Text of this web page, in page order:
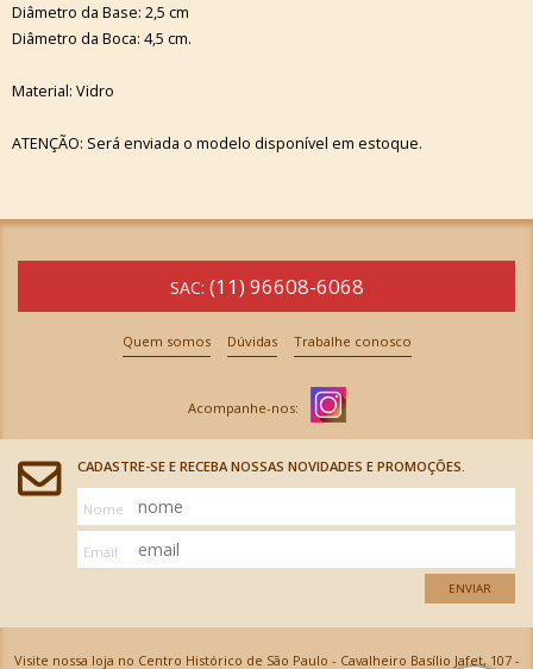
Diâmetro da Base: 2,5 cm
Diâmetro da Boca: 4,5 cm.
Material: Vidro
ATENÇÃO: Será enviada o modelo disponível em estoque.
SAC: (11) 96608-6068
Quem somos Dúvidas Trabalhe conosco
CADASTRE-SE E RECEBA NOSSAS NOVIDADES E PROMOÇÕES.
Nome
Email
ENVIAR
Visite nossa loja no Centro Histórico de São Paulo - Cavalheiro Basílio Jafet, 107 -